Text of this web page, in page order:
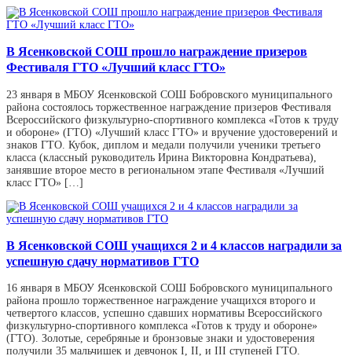
В Ясенковской СОШ прошло награждение призеров
Фестиваля ГТО «Лучший класс ГТО»
23 января в МБОУ Ясенковской СОШ Бобровского муниципального
района состоялось торжественное награждение призеров Фестиваля
Всероссийского физкультурно-спортивного комплекса «Готов к труду
и обороне» (ГТО) «Лучший класс ГТО» и вручение удостоверений и
знаков ГТО. Кубок, диплом и медали получили ученики третьего
класса (классный руководитель Ирина Викторовна Кондратьева),
занявшие второе место в региональном этапе Фестиваля «Лучший
класс ГТО» […]
В Ясенковской СОШ учащихся 2 и 4 классов наградили за
успешную сдачу нормативов ГТО
16 января в МБОУ Ясенковской СОШ Бобровского муниципального
района прошло торжественное награждение учащихся второго и
четвертого классов, успешно сдавших нормативы Всероссийского
физкультурно-спортивного комплекса «Готов к труду и обороне»
(ГТО). Золотые, серебряные и бронзовые знаки и удостоверения
получили 35 мальчишек и девчонок I, II, и III ступеней ГТО.